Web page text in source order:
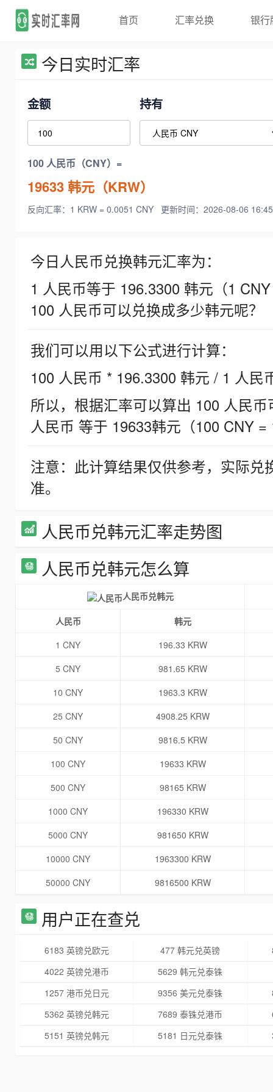
首页 汇率兑换 银行
今日实时汇率
金额 持有
100 人民币（CNY）=
19633韩元（KRW）
反向汇率：1 KRW = 0.0051 CNY 更新时间：2026-08-06
今日人民币兑换韩元汇率为：
1 人民币等于 196.3300 韩元（1
100 人民币可以兑换成多少韩元呢？
我们可以用以下公式进行计算：
100 人民币 * 196.3300 韩元 / 1 人民
所以，根据汇率可以算出 100 人民
人民币 等于 19633韩元（100 CNY =
注意：此计算结果仅供参考，实际
准。
人民币兑韩元汇率走势图
人民币兑韩元怎么算
人民币兑韩元
人民币
韩元
1 CNY
196.33 KRW
5 CNY
981.65 KRW
10 CNY
1963.3 KRW
25 CNY
4908.25 KRW
50 CNY
9816.5 KRW
100 CNY
19633 KRW
500 CNY
98165 KRW
1000 CNY
196330 KRW
5000 CNY
981650 KRW
10000 CNY
1963300 KRW
50000 CNY
9816500 KRW
用户正在查兑
6183 英镑兑欧元 477 韩元兑英镑
4022 英镑兑港币
5629 韩元兑泰铢
1257 港币兑日元
9356 美元兑泰铢
5362 英镑兑韩元
7689 泰铢兑港币
5151 英镑兑韩元
5181 日元兑泰铢